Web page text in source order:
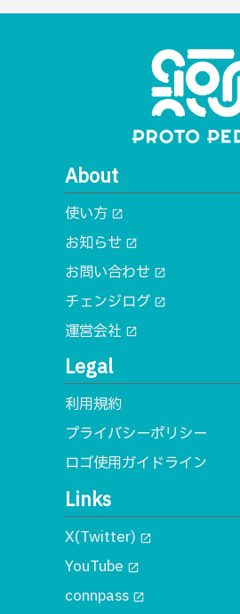
About
使い方 open_in_new
お知らせ open_in_new
お問い合わせ open_in_new
チェンジログ open_in_new
運営会社 open_in_new
Legal
利用規約
プライバシーポリシー
ロゴ使用ガイドライン
Links
X(Twitter) open_in_new
YouTube open_in_new
connpass open_in_new